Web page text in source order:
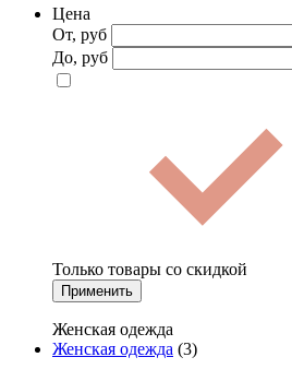
Цена
От, руб
До, руб
Только товары со скидкой
Применить
Женская одежда
Женская одежда (3)